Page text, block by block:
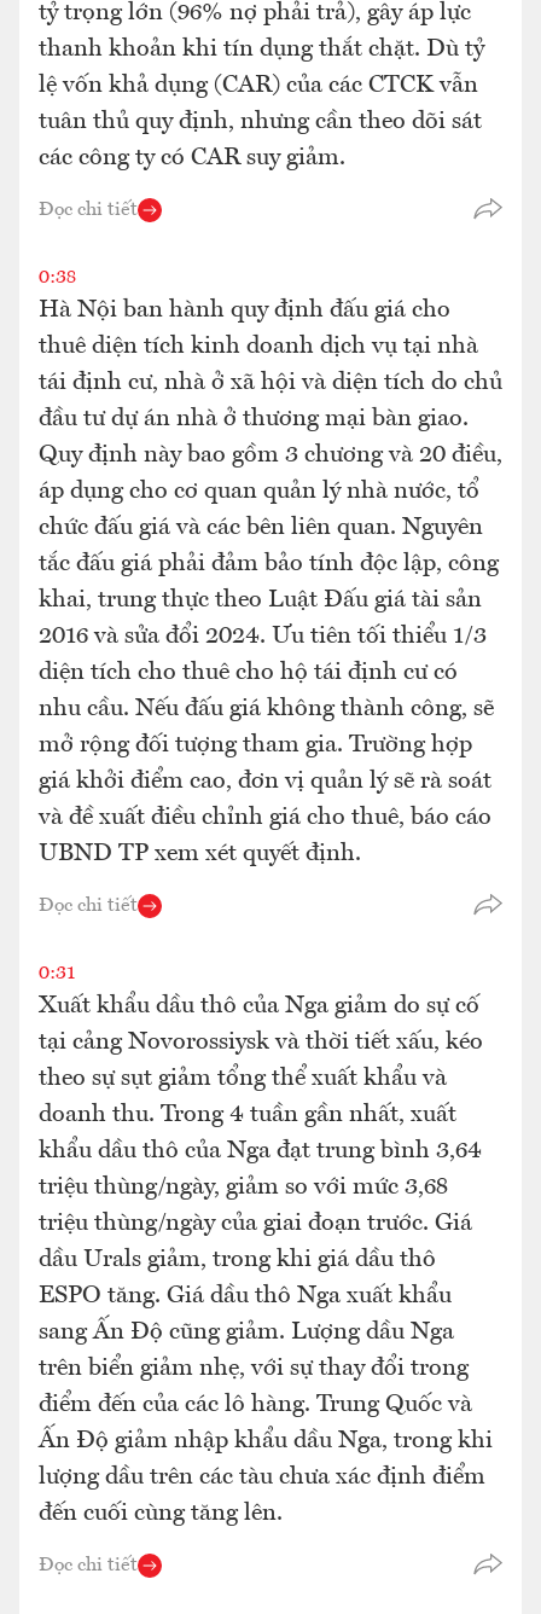
tỷ trọng lớn (96% nợ phải trả), gây áp lực
thanh khoản khi tín dụng thắt chặt. Dù tỷ
lệ vốn khả dụng (CAR) của các CTCK vẫn
tuân thủ quy định, nhưng cần theo dõi sát
các công ty có CAR suy giảm.
Đọc chi tiết
0:38
Hà Nội ban hành quy định đấu giá cho
thuê diện tích kinh doanh dịch vụ tại nhà
tái định cư, nhà ở xã hội và diện tích do chủ
đầu tư dự án nhà ở thương mại bàn giao.
Quy định này bao gồm 3 chương và 20 điều,
áp dụng cho cơ quan quản lý nhà nước, tổ
chức đấu giá và các bên liên quan. Nguyên
tắc đấu giá phải đảm bảo tính độc lập, công
khai, trung thực theo Luật Đấu giá tài sản
2016 và sửa đổi 2024. Ưu tiên tối thiểu 1/3
diện tích cho thuê cho hộ tái định cư có
nhu cầu. Nếu đấu giá không thành công, sẽ
mở rộng đối tượng tham gia. Trường hợp
giá khởi điểm cao, đơn vị quản lý sẽ rà soát
và đề xuất điều chỉnh giá cho thuê, báo cáo
UBND TP xem xét quyết định.
Đọc chi tiết
0:31
Xuất khẩu dầu thô của Nga giảm do sự cố
tại cảng Novorossiysk và thời tiết xấu, kéo
theo sự sụt giảm tổng thể xuất khẩu và
doanh thu. Trong 4 tuần gần nhất, xuất
khẩu dầu thô của Nga đạt trung bình 3,64
triệu thùng/ngày, giảm so với mức 3,68
triệu thùng/ngày của giai đoạn trước. Giá
dầu Urals giảm, trong khi giá dầu thô
ESPO tăng. Giá dầu thô Nga xuất khẩu
sang Ấn Độ cũng giảm. Lượng dầu Nga
trên biển giảm nhẹ, với sự thay đổi trong
điểm đến của các lô hàng. Trung Quốc và
Ấn Độ giảm nhập khẩu dầu Nga, trong khi
lượng dầu trên các tàu chưa xác định điểm
đến cuối cùng tăng lên.
Đọc chi tiết